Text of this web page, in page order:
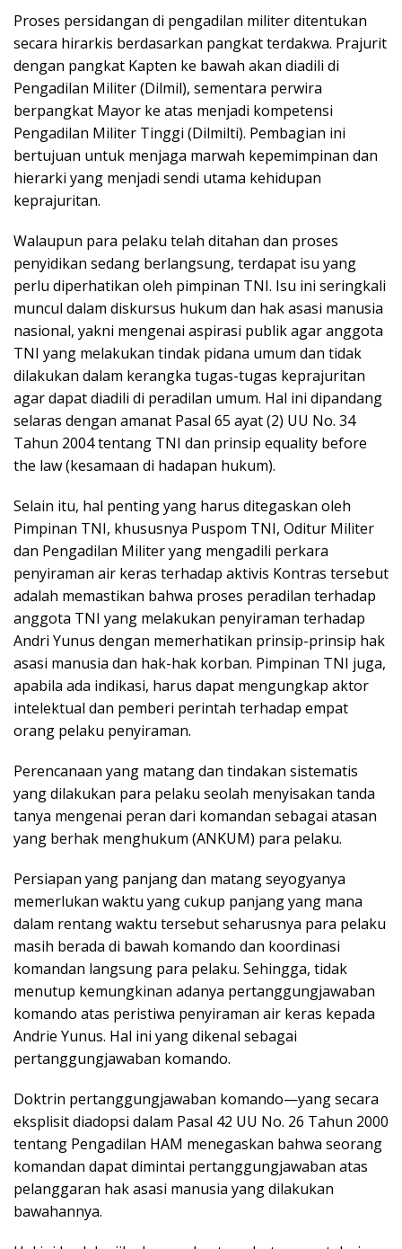
Proses persidangan di pengadilan militer ditentukan
secara hirarkis berdasarkan pangkat terdakwa. Prajurit
dengan pangkat Kapten ke bawah akan diadili di
Pengadilan Militer (Dilmil), sementara perwira
berpangkat Mayor ke atas menjadi kompetensi
Pengadilan Militer Tinggi (Dilmilti). Pembagian ini
bertujuan untuk menjaga marwah kepemimpinan dan
hierarki yang menjadi sendi utama kehidupan
keprajuritan.
Walaupun para pelaku telah ditahan dan proses
penyidikan sedang berlangsung, terdapat isu yang
perlu diperhatikan oleh pimpinan TNI. Isu ini seringkali
muncul dalam diskursus hukum dan hak asasi manusia
nasional, yakni mengenai aspirasi publik agar anggota
TNI yang melakukan tindak pidana umum dan tidak
dilakukan dalam kerangka tugas-tugas keprajuritan
agar dapat diadili di peradilan umum. Hal ini dipandang
selaras dengan amanat Pasal 65 ayat (2) UU No. 34
Tahun 2004 tentang TNI dan prinsip equality before
the law (kesamaan di hadapan hukum).
Selain itu, hal penting yang harus ditegaskan oleh
Pimpinan TNI, khususnya Puspom TNI, Oditur Militer
dan Pengadilan Militer yang mengadili perkara
penyiraman air keras terhadap aktivis Kontras tersebut
adalah memastikan bahwa proses peradilan terhadap
anggota TNI yang melakukan penyiraman terhadap
Andri Yunus dengan memerhatikan prinsip-prinsip hak
asasi manusia dan hak-hak korban. Pimpinan TNI juga,
apabila ada indikasi, harus dapat mengungkap aktor
intelektual dan pemberi perintah terhadap empat
orang pelaku penyiraman.
Perencanaan yang matang dan tindakan sistematis
yang dilakukan para pelaku seolah menyisakan tanda
tanya mengenai peran dari komandan sebagai atasan
yang berhak menghukum (ANKUM) para pelaku.
Persiapan yang panjang dan matang seyogyanya
memerlukan waktu yang cukup panjang yang mana
dalam rentang waktu tersebut seharusnya para pelaku
masih berada di bawah komando dan koordinasi
komandan langsung para pelaku. Sehingga, tidak
menutup kemungkinan adanya pertanggungjawaban
komando atas peristiwa penyiraman air keras kepada
Andrie Yunus. Hal ini yang dikenal sebagai
pertanggungjawaban komando.
Doktrin pertanggungjawaban komando—yang secara
eksplisit diadopsi dalam Pasal 42 UU No. 26 Tahun 2000
tentang Pengadilan HAM menegaskan bahwa seorang
komandan dapat dimintai pertanggungjawaban atas
pelanggaran hak asasi manusia yang dilakukan
bawahannya.